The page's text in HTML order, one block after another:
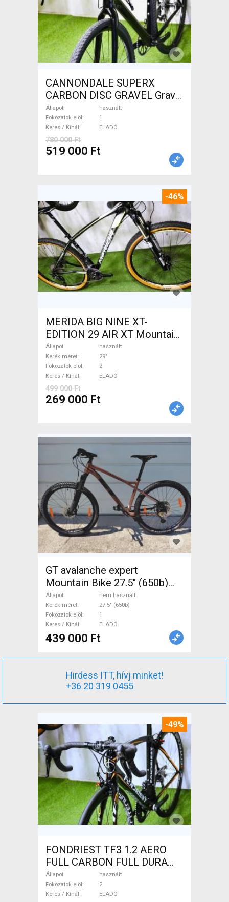
CANNONDALE SUPERX
CARBON DISC GRAVEL Gravel
/ CX tárcsafék használt
ELADÓ
Állapot
használt
Fokozatok elöl
1
Keres / Kínál
ELADÓ
780 000 Ft
519 000 Ft
-46%
MERIDA BIG NINE XT-
EDITION 29 AIR XT Mountain
Bike 29" elöl teleszkópos
használt ELADÓ
Állapot
használt
Kerék méret
29"
Fokozatok elöl
2
Keres / Kínál
ELADÓ
499 000 Ft
269 000 Ft
GT avalanche expert
Mountain Bike 27.5" (650b)
elöl teleszkópos nem
használt ELADÓ
Állapot
nem használt
Kerék méret
27.5" (650b)
Fokozatok elöl
1
Keres / Kínál
ELADÓ
439 000 Ft
Hirdess ITT, hívj minket!
+36 20 319 0455
-49%
FONDRIEST TF3 1.2 AERO
FULL CARBON FULL DURA
ACE Országúti patkófék
használt ELADÓ
Állapot
használt
Fokozatok elöl
2
Keres / Kínál
ELADÓ